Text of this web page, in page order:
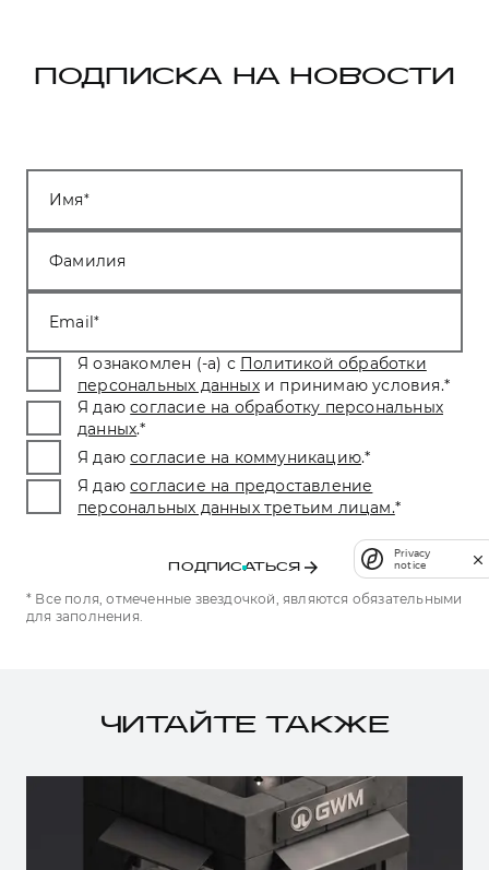
ПОДПИСКА НА НОВОСТИ
Имя
Фамилия
Email
Я ознакомлен (-а) с Политикой обработки
персональных данных и принимаю условия.*
Я даю согласие на обработку персональных
данных.*
Я даю согласие на коммуникацию.*
Я даю согласие на предоставление
персональных данных третьим лицам.*
ПОДПИСАТЬСЯ
* Все поля, отмеченные звездочкой, являются обязательными
для заполнения.
ЧИТАЙТЕ ТАКЖЕ
Privacy
notice